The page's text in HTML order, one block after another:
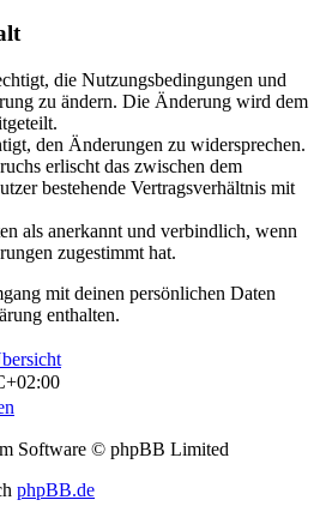
die Nutzungsbedingungen und
zu ändern. Die Änderung wird dem
den Änderungen zu widersprechen.
erlischt das zwischen dem
bestehende Vertragsverhältnis mit
als anerkannt und verbindlich, wenn
zugestimmt hat.
mit deinen persönlichen Daten
enthalten.
Software © phpBB Limited
phpBB.de